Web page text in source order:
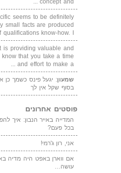
: This specific seems to be definitely
These very small facts are produced
wide range of qualifications know-how. I ...
: This Post is providing valuable and
information, I know that you take a time
and effort to make a ...
: יגעל פינס כשמך כן אתה - זין.
בסוף שקל אין לך
פוסטים אחרונים
אם ווארן באפט היה מדיה באייר, זה מה